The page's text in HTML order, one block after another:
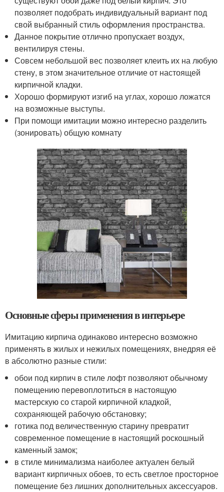
позволяет подобрать индивидуальный вариант под
свой выбранный стиль оформления пространства.
Данное покрытие отлично пропускает воздух,
вентилируя стены.
Совсем небольшой вес позволяет клеить их на любую
стену, в этом значительное отличие от настоящей
кирпичной кладки.
Хорошо формируют изгиб на углах, хорошо ложатся
на возможные выступы.
При помощи имитации можно интересно разделить
(зонировать) общую комнату
Основные сферы применения в интерьере
Имитацию кирпича одинаково интересно возможно
применять в жилых и нежилых помещениях, внедряя её
в абсолютно разные стили:
обои под кирпич в стиле лофт позволяют обычному
помещению перевоплотиться в настоящую
мастерскую со старой кирпичной кладкой,
сохраняющей рабочую обстановку;
готика под величественную старину превратит
современное помещение в настоящий роскошный
каменный замок;
в стиле минимализма наиболее актуален белый
вариант кирпичных обоев, то есть светлое просторное
помещение без лишних дополнительных аксессуаров.